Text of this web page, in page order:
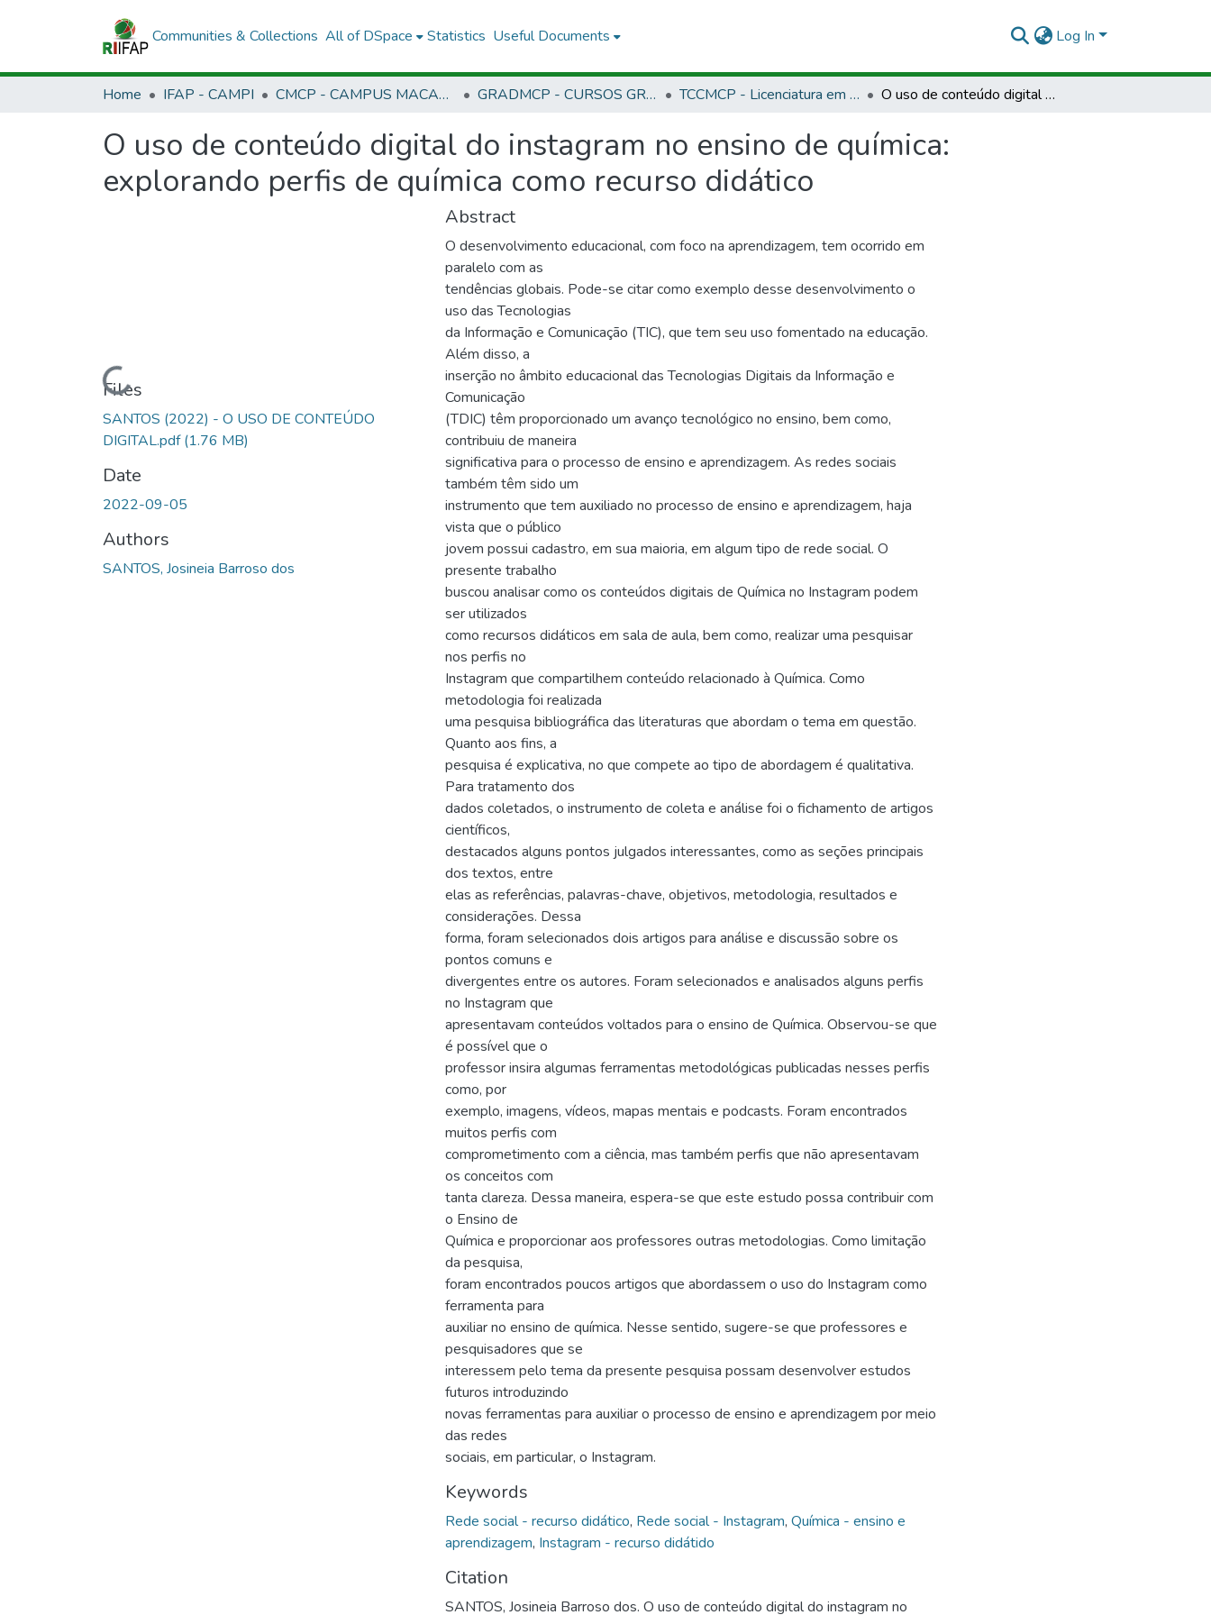
Communities & Collections All of DSpace Statistics Useful Documents Log In
Home IFAP - CAMPI CMCP - CAMPUS MACAPÁ GRADMCP - CURSOS GRADUAÇÃO - CAMPUS MACAPÁ TCCMCP - Licenciatura em Química O uso de conteúdo digital do instagram no ensino de química: explorando perfis de química como recurso didático
O uso de conteúdo digital do instagram no ensino de química:
explorando perfis de química como recurso didático
Loading...
Files
SANTOS (2022) - O USO DE CONTEÚDO
DIGITAL.pdf(1.76 MB)
Date
2022-09-05
Authors
SANTOS, Josineia Barroso dos
Abstract
O desenvolvimento educacional, com foco na aprendizagem, tem ocorrido em
paralelo com as
tendências globais. Pode-se citar como exemplo desse desenvolvimento o
uso das Tecnologias
da Informação e Comunicação (TIC), que tem seu uso fomentado na educação.
Além disso, a
inserção no âmbito educacional das Tecnologias Digitais da Informação e
Comunicação
(TDIC) têm proporcionado um avanço tecnológico no ensino, bem como,
contribuiu de maneira
significativa para o processo de ensino e aprendizagem. As redes sociais
também têm sido um
instrumento que tem auxiliado no processo de ensino e aprendizagem, haja
vista que o público
jovem possui cadastro, em sua maioria, em algum tipo de rede social. O
presente trabalho
buscou analisar como os conteúdos digitais de Química no Instagram podem
ser utilizados
como recursos didáticos em sala de aula, bem como, realizar uma pesquisar
nos perfis no
Instagram que compartilhem conteúdo relacionado à Química. Como
metodologia foi realizada
uma pesquisa bibliográfica das literaturas que abordam o tema em questão.
Quanto aos fins, a
pesquisa é explicativa, no que compete ao tipo de abordagem é qualitativa.
Para tratamento dos
dados coletados, o instrumento de coleta e análise foi o fichamento de artigos
científicos,
destacados alguns pontos julgados interessantes, como as seções principais
dos textos, entre
elas as referências, palavras-chave, objetivos, metodologia, resultados e
considerações. Dessa
forma, foram selecionados dois artigos para análise e discussão sobre os
pontos comuns e
divergentes entre os autores. Foram selecionados e analisados alguns perfis
no Instagram que
apresentavam conteúdos voltados para o ensino de Química. Observou-se que
é possível que o
professor insira algumas ferramentas metodológicas publicadas nesses perfis
como, por
exemplo, imagens, vídeos, mapas mentais e podcasts. Foram encontrados
muitos perfis com
comprometimento com a ciência, mas também perfis que não apresentavam
os conceitos com
tanta clareza. Dessa maneira, espera-se que este estudo possa contribuir com
o Ensino de
Química e proporcionar aos professores outras metodologias. Como limitação
da pesquisa,
foram encontrados poucos artigos que abordassem o uso do Instagram como
ferramenta para
auxiliar no ensino de química. Nesse sentido, sugere-se que professores e
pesquisadores que se
interessem pelo tema da presente pesquisa possam desenvolver estudos
futuros introduzindo
novas ferramentas para auxiliar o processo de ensino e aprendizagem por meio
das redes
sociais, em particular, o Instagram.
Keywords
Rede social - recurso didático, Rede social - Instagram, Química - ensino e
aprendizagem, Instagram - recurso didátido
Citation
SANTOS, Josineia Barroso dos. O uso de conteúdo digital do instagram no